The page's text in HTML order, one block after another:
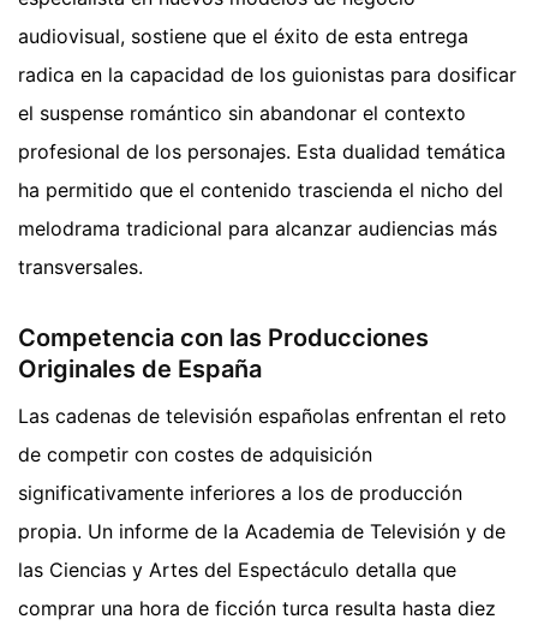
audiovisual, sostiene que el éxito de esta entrega
radica en la capacidad de los guionistas para dosificar
el suspense romántico sin abandonar el contexto
profesional de los personajes. Esta dualidad temática
ha permitido que el contenido trascienda el nicho del
melodrama tradicional para alcanzar audiencias más
transversales.
Competencia con las Producciones
Originales de España
Las cadenas de televisión españolas enfrentan el reto
de competir con costes de adquisición
significativamente inferiores a los de producción
propia. Un informe de la Academia de Televisión y de
las Ciencias y Artes del Espectáculo detalla que
comprar una hora de ficción turca resulta hasta diez